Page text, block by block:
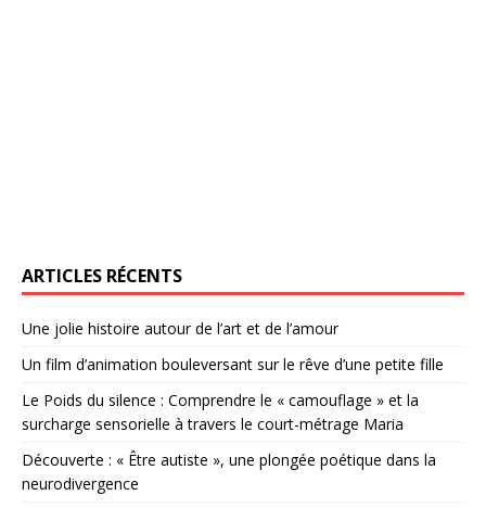
ARTICLES RÉCENTS
Une jolie histoire autour de l’art et de l’amour
Un film d’animation bouleversant sur le rêve d’une petite fille
Le Poids du silence : Comprendre le « camouflage » et la
surcharge sensorielle à travers le court-métrage Maria
Découverte : « Être autiste », une plongée poétique dans la
neurodivergence